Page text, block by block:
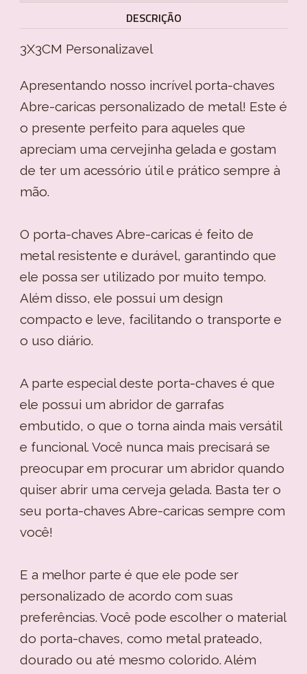
DESCRIÇÃO
3X3CM Personalizavel
Apresentando nosso incrível porta-chaves
Abre-caricas personalizado de metal! Este é
o presente perfeito para aqueles que
apreciam uma cervejinha gelada e gostam
de ter um acessório útil e prático sempre à
mão.
O porta-chaves Abre-caricas é feito de
metal resistente e durável, garantindo que
ele possa ser utilizado por muito tempo.
Além disso, ele possui um design
compacto e leve, facilitando o transporte e
o uso diário.
A parte especial deste porta-chaves é que
ele possui um abridor de garrafas
embutido, o que o torna ainda mais versátil
e funcional. Você nunca mais precisará se
preocupar em procurar um abridor quando
quiser abrir uma cerveja gelada. Basta ter o
seu porta-chaves Abre-caricas sempre com
você!
E a melhor parte é que ele pode ser
personalizado de acordo com suas
preferências. Você pode escolher o material
do porta-chaves, como metal prateado,
dourado ou até mesmo colorido. Além